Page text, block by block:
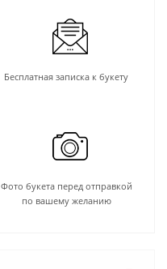
Бесплатная записка к букету
Фото букета перед отправкой
по вашему желанию